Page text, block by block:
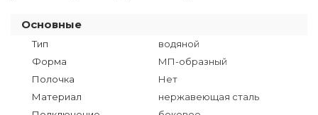
Основные
Тип
водяной
Форма
МП-образный
Полочка
Нет
Материал
нержавеющая сталь